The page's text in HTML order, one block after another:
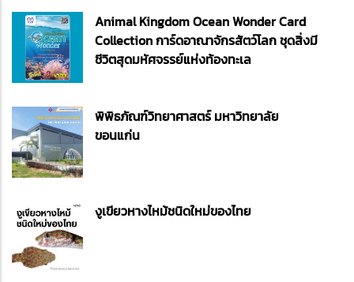
Animal Kingdom Ocean Wonder Card
Collection การ์ดอาณาจักรสัตว์โลก ชุดสิ่งมี
ชีวิตสุดมหัศจรรย์แห่งท้องทะเล
พิพิธภัณฑ์วิทยาศาสตร์ มหาวิทยาลัย
ขอนแก่น
งูเขียวหางไหม้ชนิดใหม่ของไทย